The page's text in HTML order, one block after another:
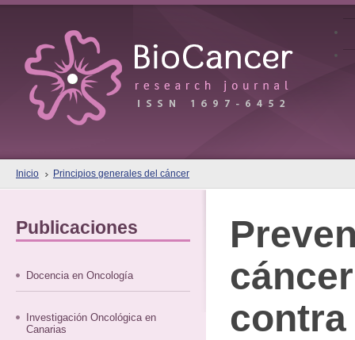
Inicio Principios generales del cáncer
Publicaciones
Docencia en Oncología
Investigación Oncológica en
Canarias